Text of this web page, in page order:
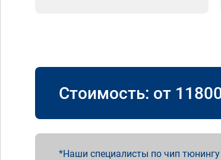
Стоимость: от
Наши специалисты по чип